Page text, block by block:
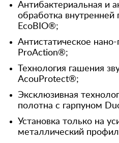
Антибактериальная и
обработка внутренней
EcoBIO®;
Антистатическое
ProAction®;
Технология гашения
AcouProtect®;
Эксклюзивная
полотна с гарпуном
Установка только на
металлический